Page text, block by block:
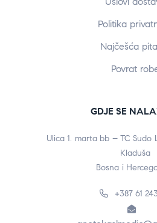
Politika
Najčešća
Povrat
GDJE SE
Ulica 1. marta bb – TC Sudo
Kladuša
Bosna i
+387 61